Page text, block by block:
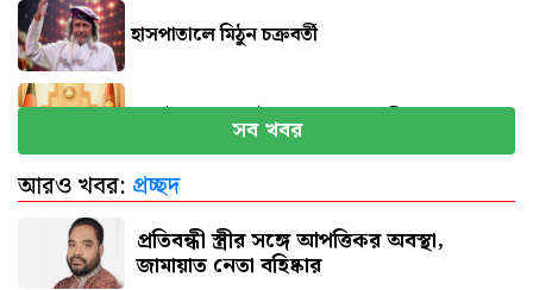
হাসপাতালে মিঠুন চক্রবর্তী
সেপ্টেম্বরে যুক্তরাষ্ট্র যাচ্ছেন প্রধানমন্ত্রী
পিএসসিতে একসঙ্গে ৪ নতুন সদস্য নিয়োগ
সব খবর
আরও খবর: প্রচ্ছদ
প্রতিবন্ধী স্ত্রীর সঙ্গে আপত্তিকর অবস্থা,
জামায়াত নেতা বহিষ্কার